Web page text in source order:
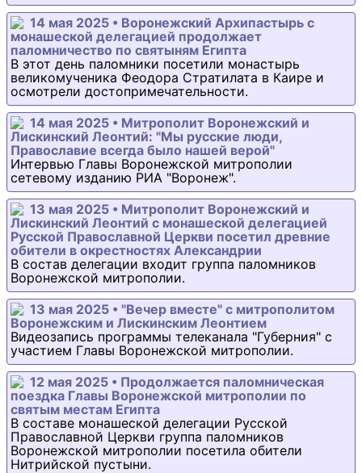
14 мая 2025 • Воронежский Архипастырь с
монашеской делегацией продолжает
паломничество по святыням Египта
В этот день паломники посетили монастырь
великомученика Феодора Стратилата в Каире и
осмотрели достопримечательности.
14 мая 2025 • Митрополит Воронежский и
Лискинский Леонтий: "Мы русские люди,
Православие всегда было нашей верой"
Интервью Главы Воронежской митрополии
сетевому изданию РИА "Воронеж".
13 мая 2025 • Митрополит Воронежский и
Лискинский Леонтий с монашеской делегацией
Русской Православной Церкви посетил древние
обители в окрестностях Александрии
В состав делегации входит группа паломников
Воронежской митрополии.
13 мая 2025 • "Вечер вместе" с митрополитом
Воронежским и Лискинским Леонтием
Видеозапись программы телеканала "Губерния" с
участием Главы Воронежской митрополии.
12 мая 2025 • Продолжается паломническая
поездка Главы Воронежской митрополии по
святым местам Египта
В составе монашеской делегации Русской
Православной Церкви группа паломников
Воронежской митрополии посетила обители
Нитрийской пустыни.